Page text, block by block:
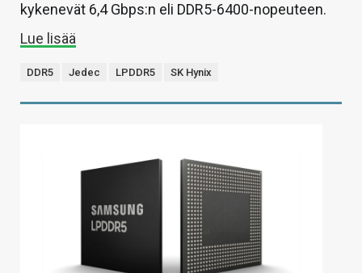
kykenevät 6,4 Gbps:n eli DDR5-6400-nopeuteen.
Lue lisää
DDR5 Jedec LPDDR5 SK Hynix